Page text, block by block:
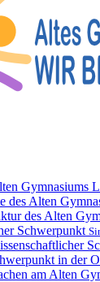
Gymnasiums
des Alten
des Alten
Schwerpunkt
in der
am Alten